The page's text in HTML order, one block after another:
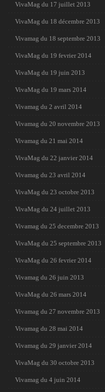
VivaMag du 17 juillet 2013
VivaMag du 18 décembre 2013
Vivamag du 18 septembre 2013
VivaMag du 19 fevrier 2014
VivaMag du 19 juin 2013
VivaMag du 19 mars 2014
Vivamag du 2 avril 2014
Vivamag du 20 novembre 2013
Vivamag du 21 mai 2014
VivaMag du 22 janvier 2014
Vivamag du 23 avril 2014
VivaMag du 23 octobre 2013
VivaMag du 24 juillet 2013
Vivamag du 25 decembre 2013
VivaMag du 25 septembre 2013
VivaMag du 26 fevrier 2014
Vivamag du 26 juin 2013
VivaMag du 26 mars 2014
Vivamag du 27 novembre 2013
Vivamag du 28 mai 2014
Vivamag du 29 janvier 2014
VivaMag du 30 octobre 2013
Vivamag du 4 juin 2014